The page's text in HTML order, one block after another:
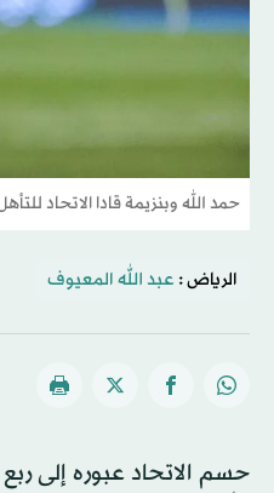
حمد الله وبنزيمة قادا الاتحاد
الرياض : عبد الله المعيوف
حسم الاتحاد عبوره إلى